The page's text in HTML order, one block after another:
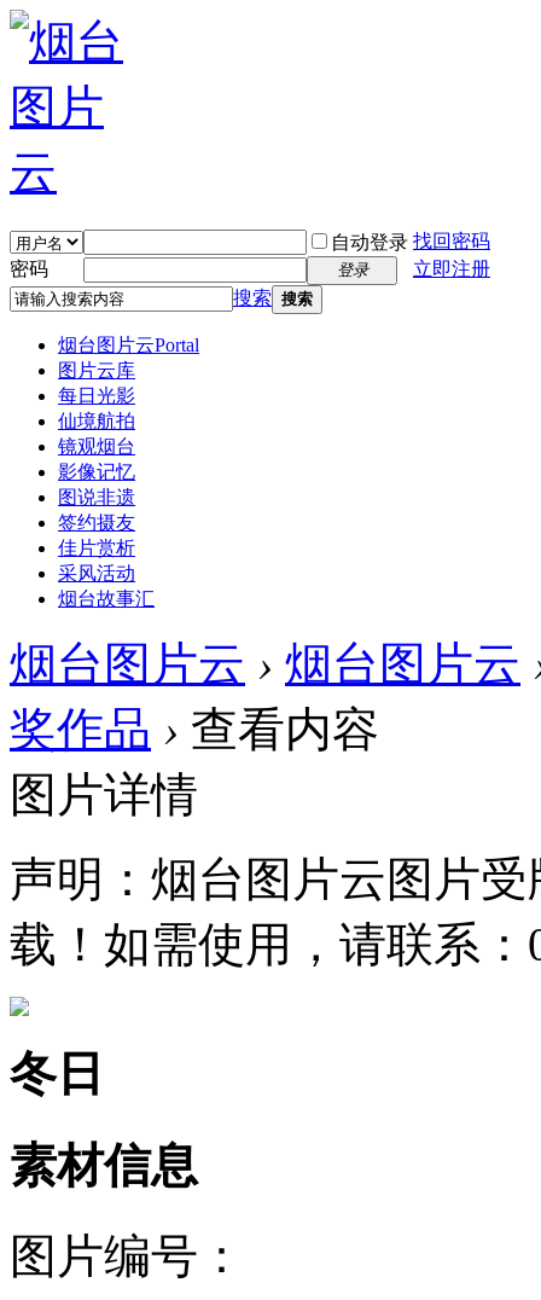
自动登录 找回密码
密码
登录
立即注册
搜索 搜索
烟台图片云Portal
图片云库
每日光影
仙境航拍
镜观烟台
影像记忆
图说非遗
签约摄友
佳片赏析
采风活动
烟台故事汇
烟台图片云 › 烟台图片云
奖作品 › 查看内容
图片详情
声明：烟台图片云图片
载！如需使用，请联系：
冬日
素材信息
图片编号：